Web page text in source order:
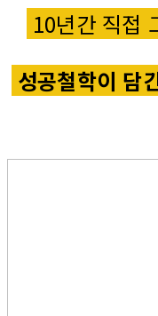
10년간 직접
성공철학이 담